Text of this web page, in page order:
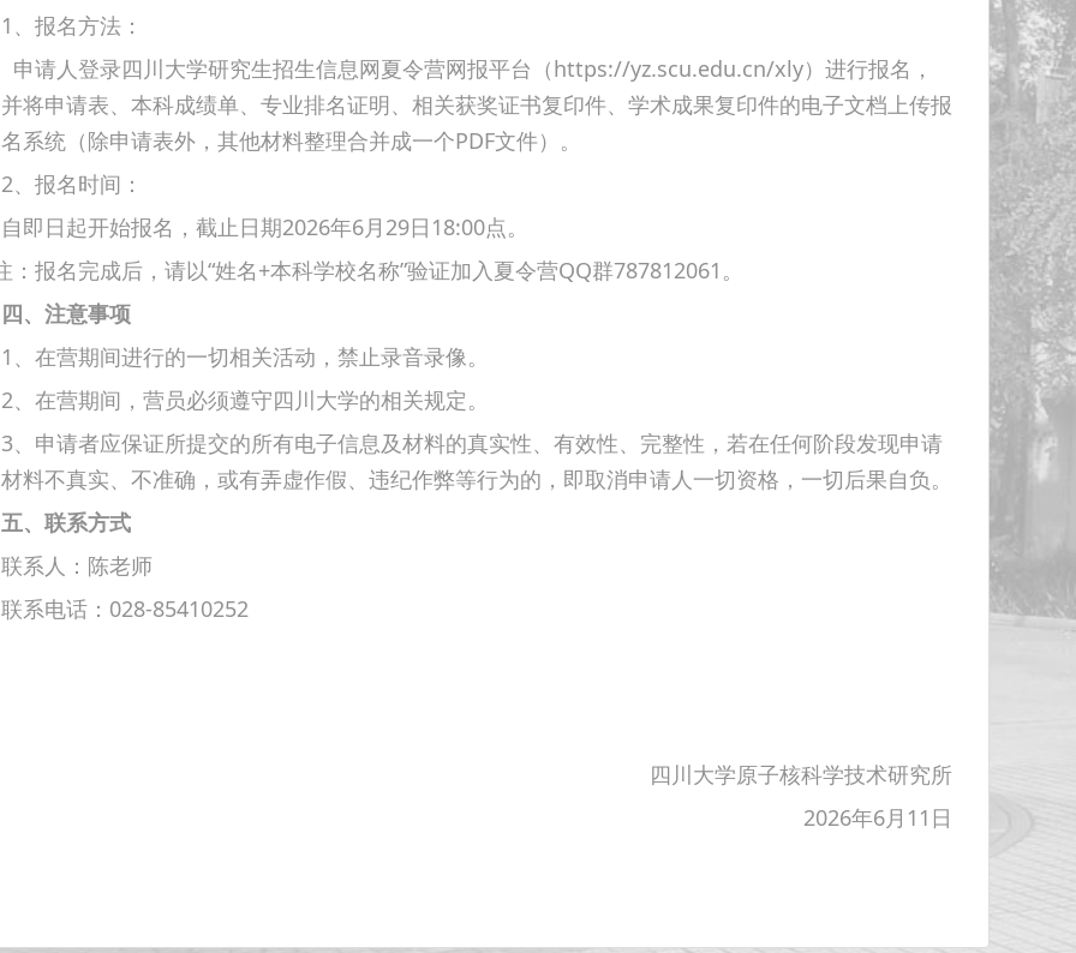
1、报名方法：
申请人登录四川大学研究生招生信息网夏令营网报平台（https://yz.scu.edu.cn/xly）进行报名，
并将申请表、本科成绩单、专业排名证明、相关获奖证书复印件、学术成果复印件的电子文档上传报
名系统（除申请表外，其他材料整理合并成一个PDF文件）。
2、报名时间：
自即日起开始报名，截止日期2026年6月29日18:00点。
报名完成后，请以“姓名+本科学校名称”验证加入夏令营QQ群787812061。
四、注意事项
1、在营期间进行的一切相关活动，禁止录音录像。
2、在营期间，营员必须遵守四川大学的相关规定。
3、申请者应保证所提交的所有电子信息及材料的真实性、有效性、完整性，若在任何阶段发现申请
材料不真实、不准确，或有弄虚作假、违纪作弊等行为的，即取消申请人一切资格，一切后果自负。
五、联系方式
联系人：陈老师
联系电话：028-85410252
四川大学原子核科学技术研究所
2026年6月11日